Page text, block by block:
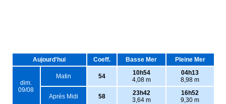
Aujourd'hui Coeff. Basse Mer Pleine Mer
dim.
09/08
Matin 54
10h54
4,08 m
04h13
8,98 m
Après Midi 58
23h42
3,64 m
16h52
9,30 m